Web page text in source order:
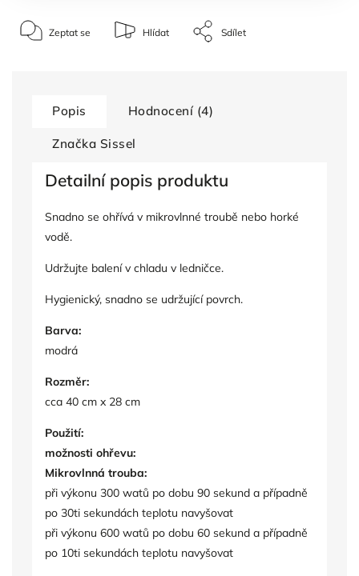
Zeptat se Hlídat Sdílet
Popis Hodnocení (4)
Značka Sissel
Detailní popis produktu
Snadno se ohřívá v mikrovlnné troubě nebo horké
vodě.
Udržujte balení v chladu v ledničce.
Hygienický, snadno se udržující povrch.
Barva:
modrá
Rozměr:
cca 40 cm x 28 cm
Použití:
možnosti ohřevu:
Mikrovlnná trouba:
při výkonu 300 watů po dobu 90 sekund a případně
po 30ti sekundách teplotu navyšovat
při výkonu 600 watů po dobu 60 sekund a případně
po 10ti sekundách teplotu navyšovat